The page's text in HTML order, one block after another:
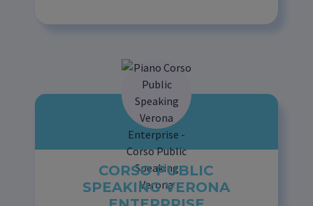
CORSO PUBLIC
SPEAKING VERONA